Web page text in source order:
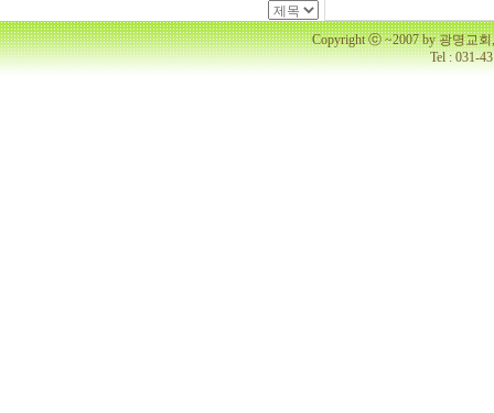
Copyright ⓒ ~2007 by 광명교
Tel : 031-